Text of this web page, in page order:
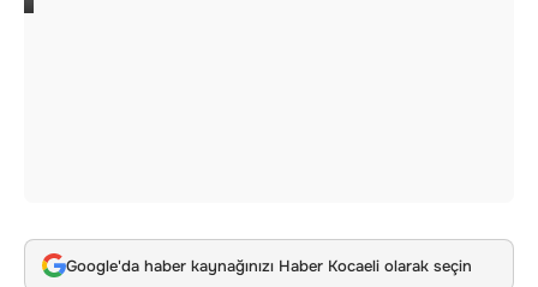
Google'da haber kaynağınızı Haber Kocaeli olarak seçin